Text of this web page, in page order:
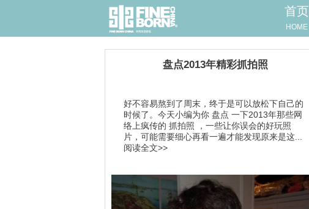
首页
HOME
盘点2013年精彩抓拍照
好不容易熬到了周末，终于是可以放松下自己的
时候了。今天小编为你 盘点 一下2013年那些网
络上疯传的 抓拍照 ，一些让你误会的好玩照
片，可能需要细心再看一遍才能发现原来是这...
阅读全文>>